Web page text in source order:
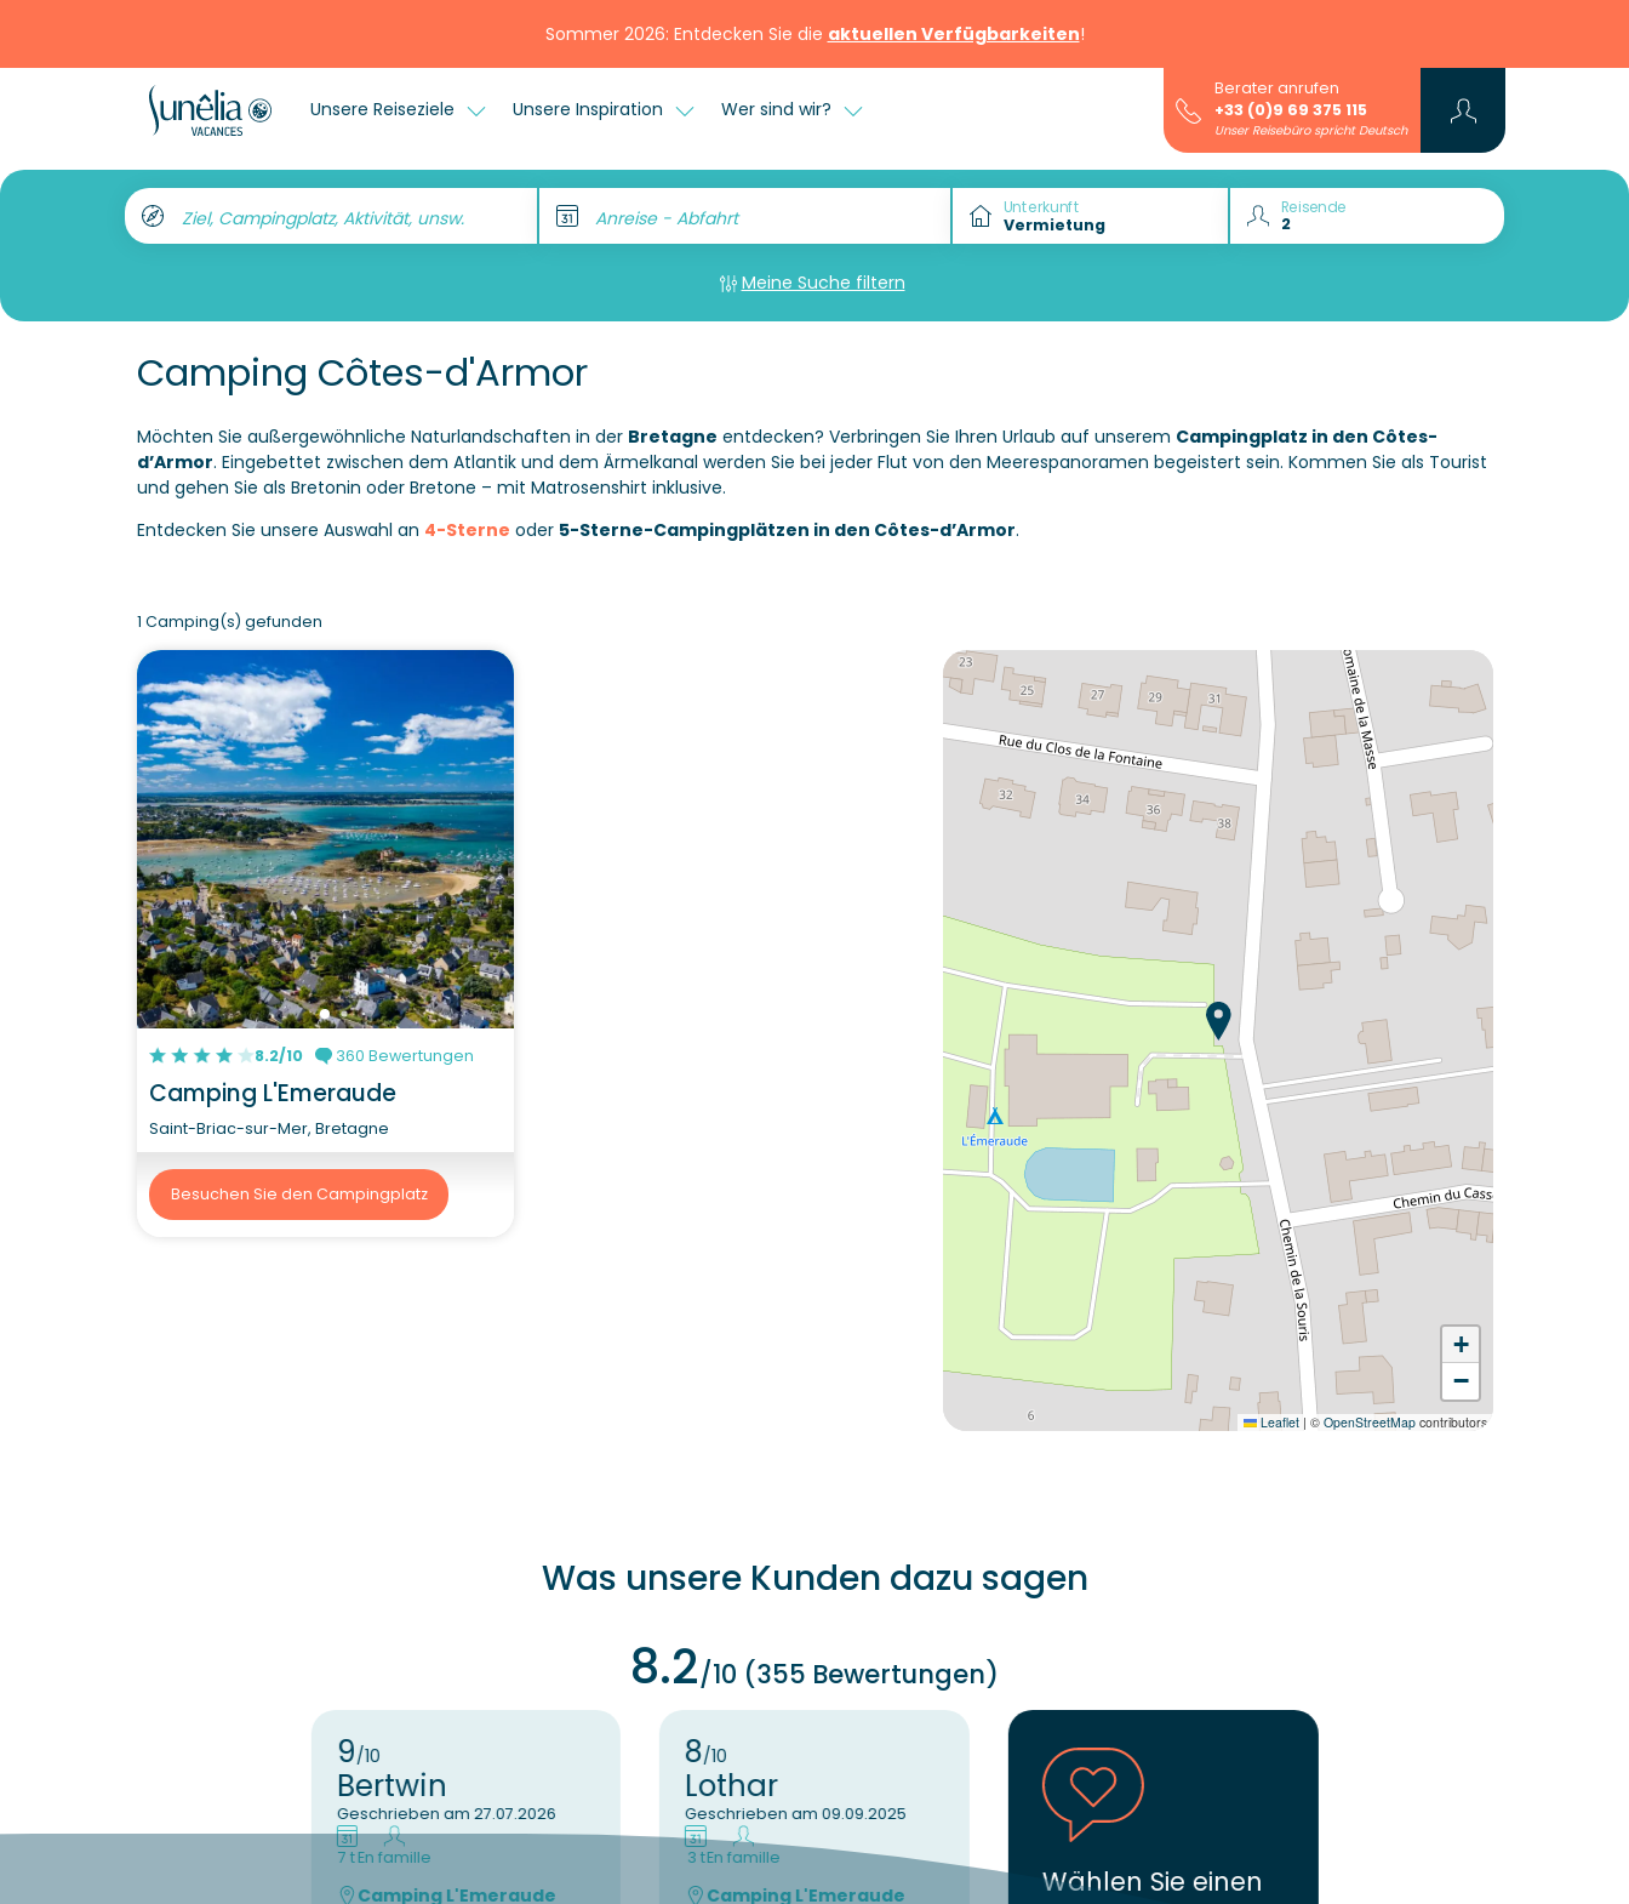
Sommer 2026: Entdecken Sie die aktuellen Verfügbarkeiten!
Unsere Reiseziele Unsere Inspiration Wer sind wir?
Berater anrufen
+33 (0)9 69 375 115
Unser Reisebüro spricht Deutsch
Ziel, Campingplatz, Aktivität, unsw. Anreise - Abfahrt Unterkunft Reisende
Meine Suche filtern
Camping Côtes-d'Armor
Möchten Sie außergewöhnliche Naturlandschaften in der Bretagne entdecken? Verbringen Sie Ihren Urlaub auf unserem Campingplatz in den Côtes-
d’Armor. Eingebettet zwischen dem Atlantik und dem Ärmelkanal werden Sie bei jeder Flut von den Meerespanoramen begeistert sein. Kommen Sie als Tourist
und gehen Sie als Bretonin oder Bretone – mit Matrosenshirt inklusive.
Entdecken Sie unsere Auswahl an 4-Sterne oder 5-Sterne-Campingplätzen in den Côtes-d’Armor.
1 Camping(s) gefunden
Lust auf die :
Camping L'Emeraude ?
Entdecken Sie
8.2/10 360 Bewertungen
Camping L'Emeraude
Saint-Briac-sur-Mer, Bretagne
Besuchen Sie den Campingplatz
+
−
Leaflet | © OpenStreetMapcontributors
Was unsere Kunden dazu sagen
8.2/10 (355 Bewertungen)
9/10
Bertwin
Geschrieben am 27.07.2026
7 tEn famille
Camping L'Emeraude
8/10
Lothar
Geschrieben am 09.09.2025
3 tEn famille
Camping L'Emeraude
Wählen Sie einen